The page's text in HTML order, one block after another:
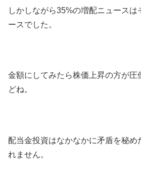
しかしながら35%の増配ニュースは
ースでした。
金額にしてみたら株価上昇の方が圧
どね。
配当金投資はなかなかに矛盾を秘め
れません。